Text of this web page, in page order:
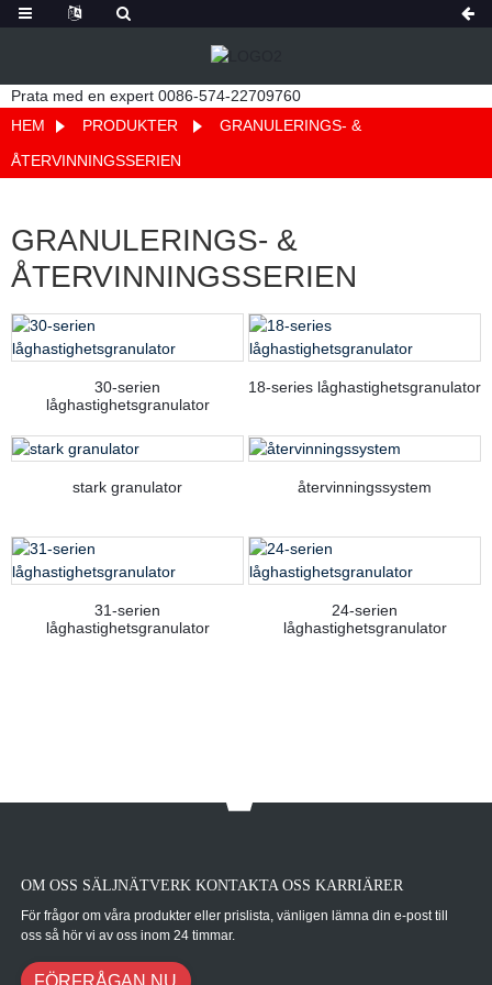
Prata med en expert 0086-574-22709760
HEM
PRODUKTER
GRANULERINGS- &
ÅTERVINNINGSSERIEN
GRANULERINGS- &
ÅTERVINNINGSSERIEN
30-serien
låghastighetsgranulator
18-series låghastighetsgranulator
stark granulator återvinningssystem
31-serien
låghastighetsgranulator
24-serien
låghastighetsgranulator
OM OSS SÄLJNÄTVERK KONTAKTA OSS KARRIÄRER
För frågor om våra produkter eller prislista, vänligen lämna din e-post till
oss så hör vi av oss inom 24 timmar.